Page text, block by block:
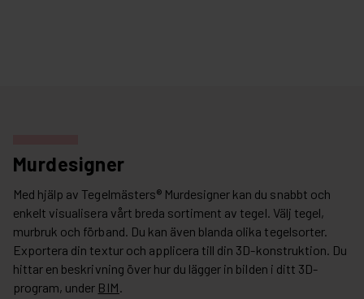
Murdesigner
Med hjälp av Tegelmästers® Murdesigner kan du snabbt och
enkelt visualisera vårt breda sortiment av tegel. Välj tegel,
murbruk och förband. Du kan även blanda olika tegelsorter.
Exportera din textur och applicera till din 3D-konstruktion. Du
hittar en beskrivning över hur du lägger in bilden i ditt 3D-
program, under BIM